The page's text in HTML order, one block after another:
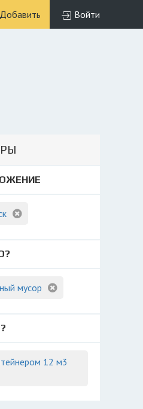
Добавить Войти
мусор
12 м3